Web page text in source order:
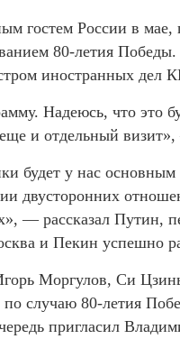
гостем России в мае,
80-летия
иностранных дел
Надеюсь, что это
и отдельный
будет у нас основным
двусторонних
— рассказал
и Пекин успешно
Моргулов, Си
случаю 80-летия
пригласил